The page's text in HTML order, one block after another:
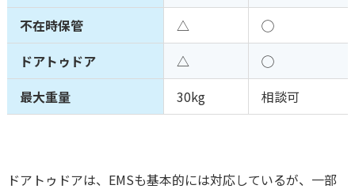
不在時保管
△
◯
ドアトゥドア
△
◯
最大重量
30kg 相談可
ドアトゥドアは、EMSも基本的には対応しているが、一部